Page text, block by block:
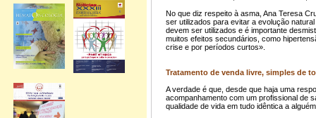
No que diz respeito à asma, Ana Teresa
ser utilizados para evitar a evolução
devem ser utilizados e é importante
muitos efeitos secundários, como
crise e por períodos curtos».
Tratamento de venda livre, simples de
A verdade é que, desde que haja uma
acompanhamento com um profissional de
qualidade de vida em tudo idêntica a